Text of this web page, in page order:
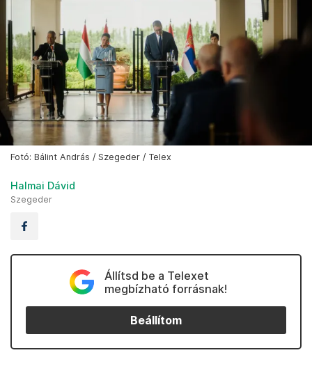
Fotó: Bálint András / Szegeder / Telex
Halmai Dávid
Szegeder
Állítsd be a Telexet
megbízható forrásnak!
Beállítom